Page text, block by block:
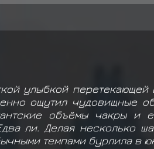
улыбкой
ощутил чудовищные
объёмы чакры и
ли. Делая несколько
темпами бурлила в